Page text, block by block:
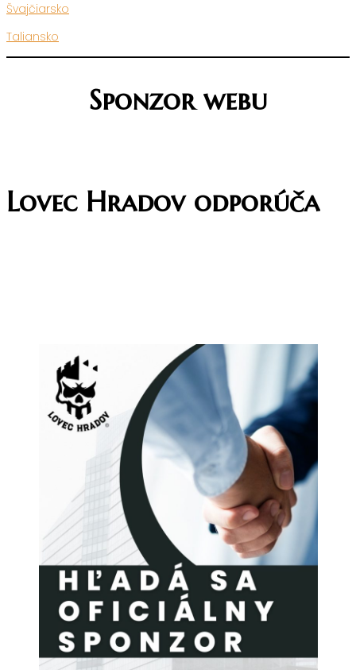
Švajčiarsko
Taliansko
Sponzor webu
Lovec Hradov odporúča